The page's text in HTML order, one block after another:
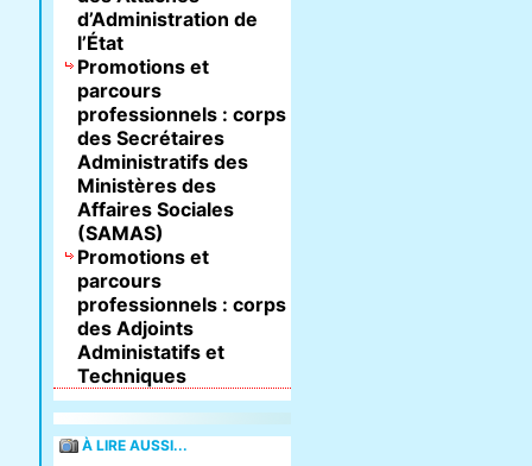
d’Administration de
l’État
Promotions et
parcours
professionnels : corps
des Secrétaires
Administratifs des
Ministères des
Affaires Sociales
(SAMAS)
Promotions et
parcours
professionnels : corps
des Adjoints
Administatifs et
Techniques
À LIRE AUSSI...